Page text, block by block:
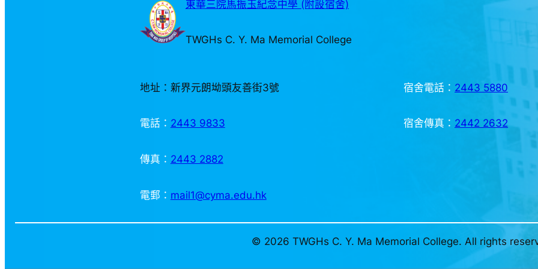
東華三院馬振玉紀念中學 (附設宿舍)
TWGHs C. Y. Ma Memorial College
地址：新界元朗坳頭友善街3號
電話： 2443 9833
傳真： 2443 2882
電郵： mail1@cyma.edu.hk
宿舍電話： 2443 5880
宿舍傳真： 2442 2632
© 2026 TWGHs C. Y. Ma Memorial College. All rights